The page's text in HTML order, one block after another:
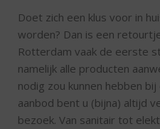
Doet zich een klus voor in
worden? Dan is een
Rotterdam vaak de eerste
namelijk alle producten
nodig zou kunnen hebben
aanbod bent u (bijna) altijd
bezoek. Van sanitair tot